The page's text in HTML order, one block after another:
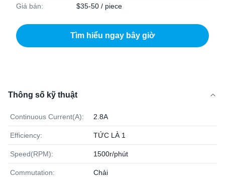
Giá bán: $35-50 / piece
Tìm hiểu ngay bây giờ
Thông số kỹ thuật
Continuous Current(A): 2.8A
Efficiency: TỨC LÀ 1
Speed(RPM): 1500r/phút
Commutation: Chải